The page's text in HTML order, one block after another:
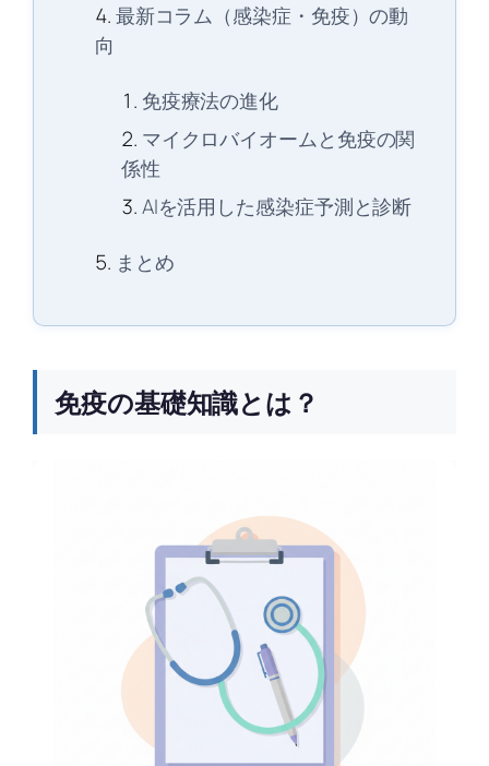
最新コラム（感染症・免疫）の動
向
免疫療法の進化
マイクロバイオームと免疫の関
係性
AIを活用した感染症予測と診断
まとめ
免疫の基礎知識とは？